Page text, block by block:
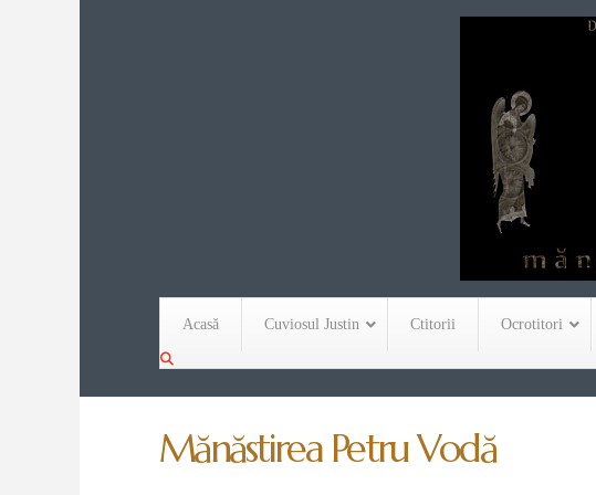
Acasă Cuviosul Justin Ctitorii Ocrotitori
Mănăstirea Petru Vodă